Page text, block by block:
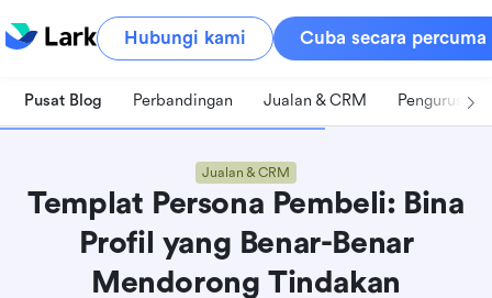
Hubungi kami Cuba secara percuma
Pusat Blog Perbandingan Jualan & CRM Pengurusan
Jualan & CRM
Templat Persona Pembeli: Bina
Profil yang Benar-Benar
Mendorong Tindakan